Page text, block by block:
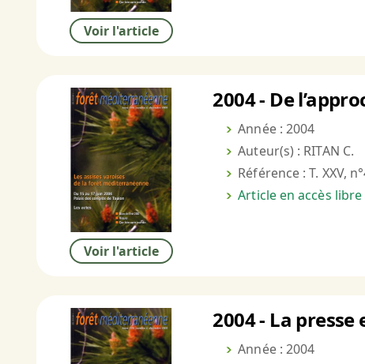
Voir l'article
Voir l'article
2004 - De
Année : 2004
Auteur(s) : RITAN C.
Référence : T. XXV,
Article en accès
2004 - La
Année : 2004